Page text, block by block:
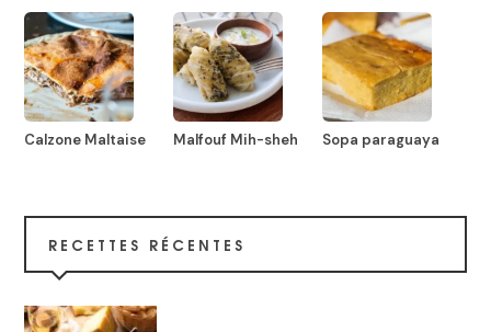
Calzone Maltaise Malfouf Mih-sheh Sopa paraguaya
RECETTES RÉCENTES